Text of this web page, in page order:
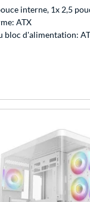
interne, 1x 2,5
ATX
bloc d'alimentation: